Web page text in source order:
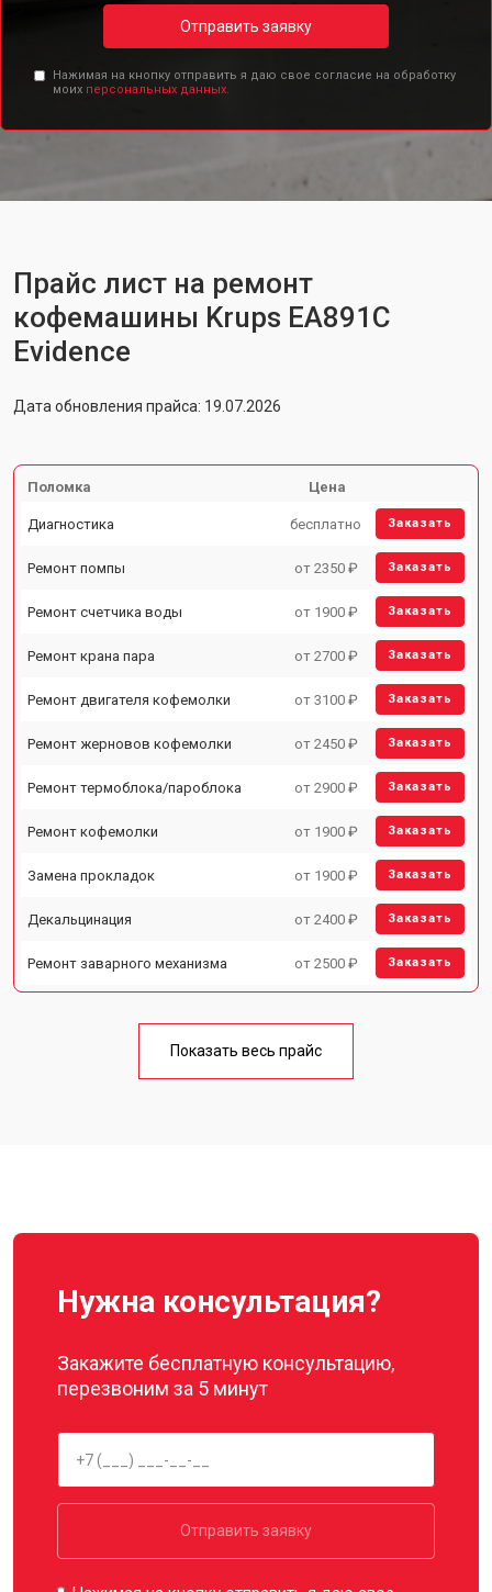
Отправить заявку
Нажимая на кнопку отправить я даю свое согласие на обработку
моих персональных данных.
Прайс лист на ремонт
кофемашины Krups EA891C
Evidence
Дата обновления прайса: 19.07.2026
Поломка Цена
Диагностика бесплатно Заказать
Ремонт помпы от 2350 ₽ Заказать
Ремонт счетчика воды от 1900 ₽ Заказать
Ремонт крана пара от 2700 ₽ Заказать
Ремонт двигателя кофемолки от 3100 ₽ Заказать
Ремонт жерновов кофемолки от 2450 ₽ Заказать
Ремонт термоблока/пароблока от 2900 ₽ Заказать
Ремонт кофемолки от 1900 ₽ Заказать
Замена прокладок от 1900 ₽ Заказать
Декальцинация от 2400 ₽ Заказать
Ремонт заварного механизма от 2500 ₽ Заказать
Показать весь прайс
Нужна консультация?
Закажите бесплатную консультацию,
перезвоним за 5 минут
Отправить заявку